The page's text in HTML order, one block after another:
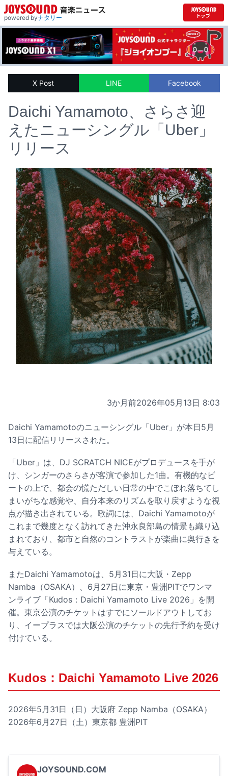
powered byナタリー
X Post LINE Facebook
Daichi Yamamoto、さらさ迎
えたニューシングル「Uber」
リリース
3か月前2026年05月13日 8:03
Daichi Yamamotoのニューシングル「Uber」が本日5月
13日に配信リリースされた。
「Uber」は、DJ SCRATCH NICEがプロデュースを手が
け、シンガーのさらさが客演で参加した1曲。有機的なビ
ートの上で、都会の慌ただしい日常の中でこぼれ落ちてし
まいがちな感覚や、自分本来のリズムを取り戻すような視
点が描き出されている。歌詞には、Daichi Yamamotoが
これまで幾度となく訪れてきた沖永良部島の情景も織り込
まれており、都市と自然のコントラストが楽曲に奥行きを
与えている。
またDaichi Yamamotoは、5月31日に大阪・Zepp
Namba（OSAKA）、6月27日に東京・豊洲PITでワンマ
ンライブ「Kudos：Daichi Yamamoto Live 2026」を開
催。東京公演のチケットはすでにソールドアウトしてお
り、イープラスでは大阪公演のチケットの先行予約を受け
付けている。
Kudos：Daichi Yamamoto Live 2026
2026年5月31日（日）大阪府 Zepp Namba（OSAKA）
2026年6月27日（土）東京都 豊洲PIT
JOYSOUND.COM